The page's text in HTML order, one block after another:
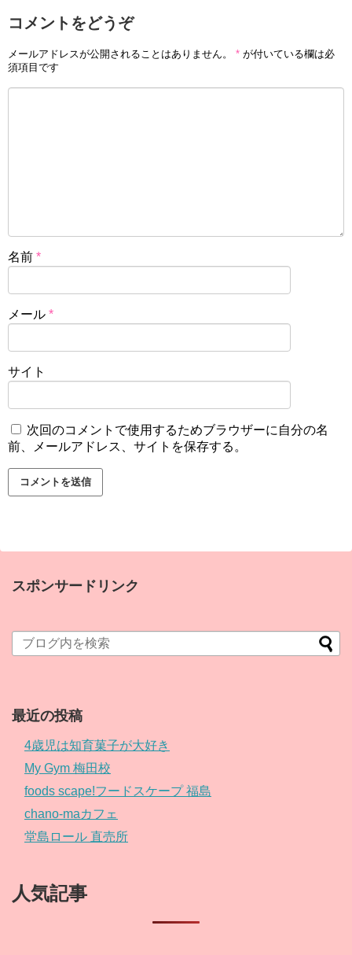
コメントをどうぞ
メールアドレスが公開されることはありません。 * が付いている欄は必
須項目です
名前 *
メール *
サイト
次回のコメントで使用するためブラウザーに自分の名
前、メールアドレス、サイトを保存する。
スポンサードリンク
最近の投稿
4歳児は知育菓子が大好き
My Gym 梅田校
foods scape!フードスケープ 福島
chano-maカフェ
堂島ロール 直売所
人気記事